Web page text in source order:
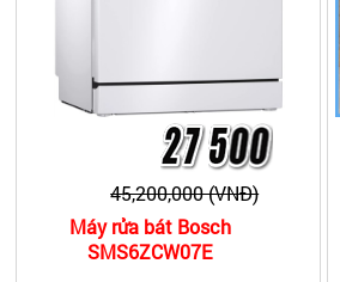
45,200,000 (VNĐ)
Máy rửa bát Bosch
SMS6ZCW07E